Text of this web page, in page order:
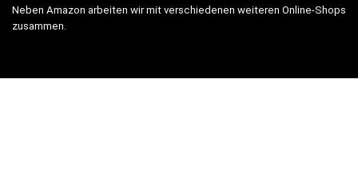
Neben Amazon arbeiten wir mit verschiedenen weiteren Online-Shops
zusammen.